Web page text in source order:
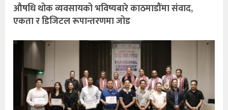
औषधि थोक व्यवसायको भविष्यबारे काठमाडौंमा संवाद,
एकता र डिजिटल रूपान्तरणमा जोड